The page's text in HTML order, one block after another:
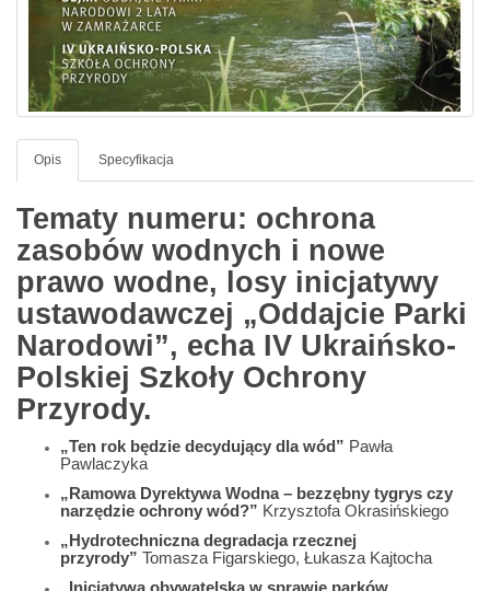
Opis Specyfikacja
Tematy numeru: ochrona
zasobów wodnych i nowe
prawo wodne, losy inicjatywy
ustawodawczej „Oddajcie Parki
Narodowi”, echa IV Ukraińsko-
Polskiej Szkoły Ochrony
Przyrody.
„Ten rok będzie decydujący dla wód” Pawła
Pawlaczyka
„Ramowa Dyrektywa Wodna – bezzębny tygrys czy
narzędzie ochrony wód?” Krzysztofa Okrasińskiego
„Hydrotechniczna degradacja rzecznej
przyrody” Tomasza Figarskiego, Łukasza Kajtocha
„Inicjatywa obywatelska w sprawie parków